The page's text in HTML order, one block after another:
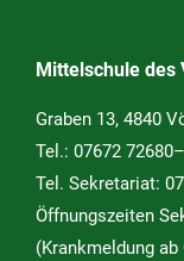
Mittelschule des
Graben 13, 4840
Tel.: 07672
Tel. Sekretariat:
Öffnungszeiten
(Krankmeldung ab